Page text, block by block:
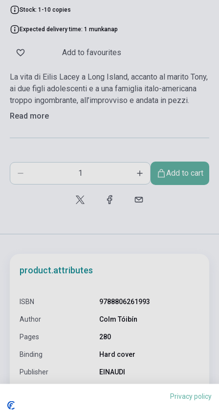
Stock: 1-10 copies
Expected delivery time: 1 munkanap
Add to favourites
La vita di Eilis Lacey a Long Island, accanto al marito Tony,
ai due figli adolescenti e a una famiglia italo-americana
troppo ingombrante, all’improvviso e andata in pezzi.
Read more
Add to cart
product.attributes
ISBN 9788806261993
Author Colm Tóibín
Pages 280
Binding Hard cover
Publisher EINAUDI
Privacy policy